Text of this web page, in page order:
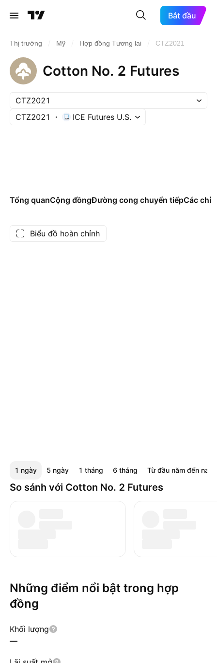
Bắt đầu
Thị trường Mỹ Hợp đồng Tương lai CTZ2021
Cotton No. 2 Futures
CTZ2021
CTZ2021
ICE Futures U.S.
Tổng quanCộng đồngĐường cong chuyển tiếpCác chỉ
Biểu đồ hoàn chỉnh
1 ngày 5 ngày 1 tháng 6 tháng Từ đầu năm đến nay
So sánh với Cotton No. 2 Futures
Những điểm nổi bật trong hợp
đồng
Khối lượng
—